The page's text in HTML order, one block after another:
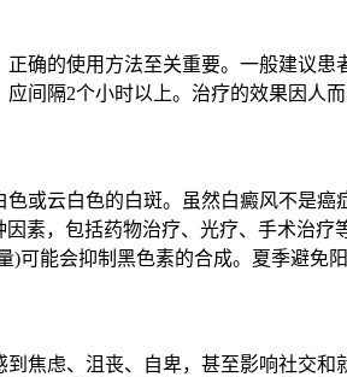
确的使用方法至关重要。一般建议
间隔2个小时以上。治疗的效果因人
或云白色的白斑。虽然白癜风不是
素，包括药物治疗、光疗、手术治
可能会抑制黑色素的合成。夏季避免
焦虑、沮丧、自卑，甚至影响社交